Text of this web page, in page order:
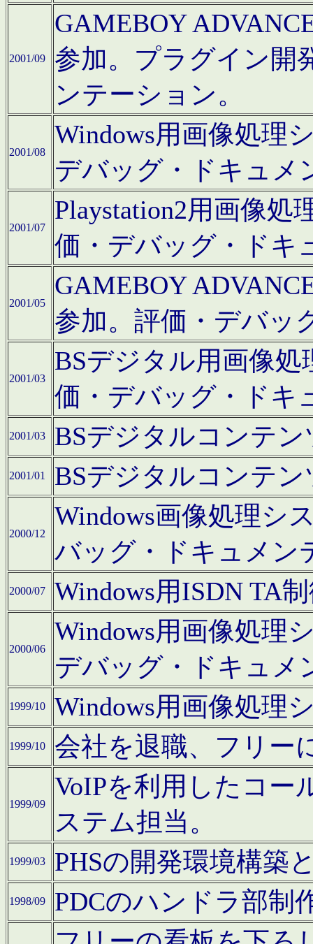
2001/09
GAMEBOY
参加。プラグイン開
ンテーション。
2001/08
Windows用画像処理
デバッグ・ドキュメ
2001/07
Playstation2用画像
価・デバッグ・ドキ
2001/05
GAMEBOY
参加。評価・デバッ
2001/03
BSデジタル用画像
価・デバッグ・ドキ
2001/03 BSデジタルコンテ
2001/01 BSデジタルコンテ
2000/12
Windows画像処理シ
バッグ・ドキュメン
2000/07 Windows用ISDN TA
2000/06
Windows用画像処理
デバッグ・ドキュメ
1999/10 Windows用画像処理
1999/10 会社を退職、フリー
1999/09
VoIPを利用したコー
ステム担当。
1999/03 PHSの開発環境構築
1998/09 PDCのハンドラ部制